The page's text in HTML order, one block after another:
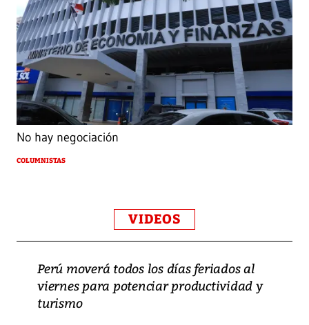
No hay negociación
COLUMNISTAS
VIDEOS
Perú moverá todos los días feriados al
viernes para potenciar productividad y
turismo